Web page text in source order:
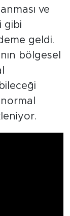
ve
gibi
geldi.
bölgesel